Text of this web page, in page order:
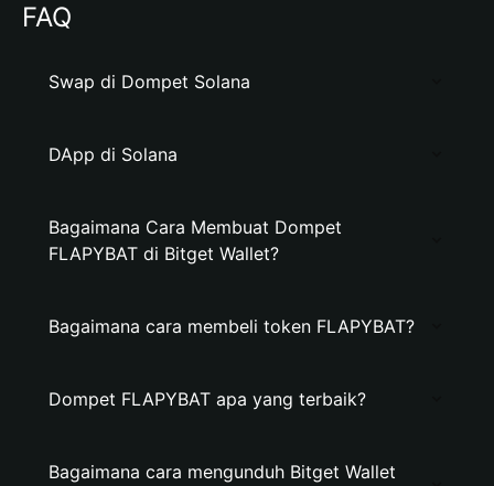
FAQ
Swap di Dompet Solana
DApp di Solana
Bagaimana Cara Membuat Dompet
FLAPYBAT di Bitget Wallet?
Bagaimana cara membeli token FLAPYBAT?
Dompet FLAPYBAT apa yang terbaik?
Bagaimana cara mengunduh Bitget Wallet